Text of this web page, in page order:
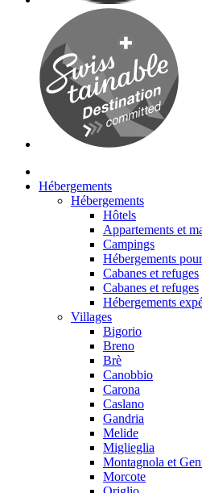
Hébergements
Hébergements
Hôtels
Appartements et
Campings
Hébergements
Cabanes et refuges
Cabanes et refuges
Hébergements
Villages
Bigorio
Breno
Brè
Canobbio
Carona
Caslano
Gandria
Melide
Miglieglia
Montagnola et
Morcote